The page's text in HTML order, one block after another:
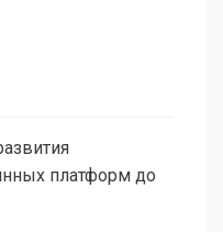
платформ до